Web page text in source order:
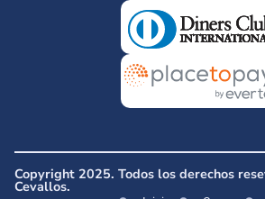
Copyright 2025. Todos los derechos
Cevallos.